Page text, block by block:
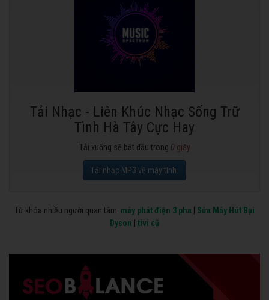
Tải Nhạc - Liên Khúc Nhạc Sống Trữ
Tình Hà Tây Cực Hay
Tải xuống sẽ bắt đầu trong 0 giây
Tải nhạc MP3 về máy tính.
Từ khóa nhiều người quan tâm: máy phát điện 3 pha
Sửa Máy Hút Bụi
Dyson
tivi cũ